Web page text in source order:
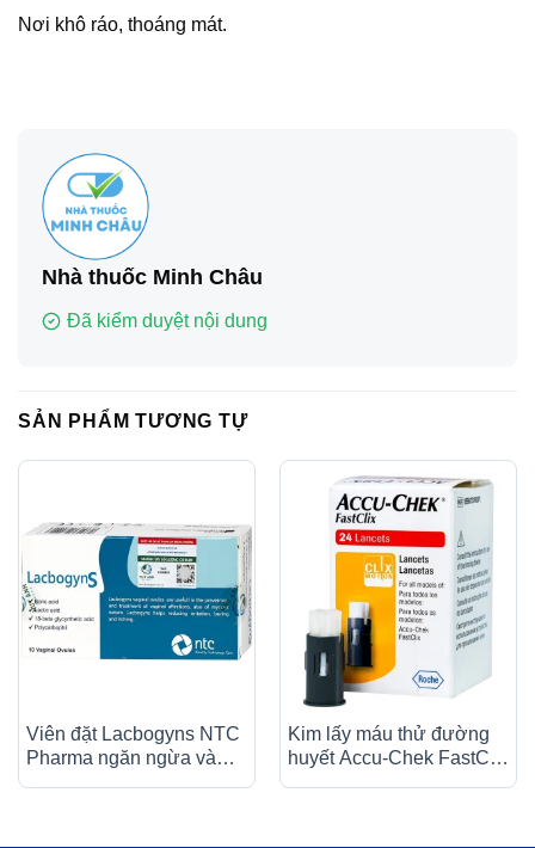
Nơi khô ráo, thoáng mát.
Nhà thuốc Minh Châu
Đã kiểm duyệt nội dung
SẢN PHẨM TƯƠNG TỰ
Viên đặt Lacbogyns NTC
Pharma ngăn ngừa và
Kim lấy máu thử đường
huyết Accu-Chek FastClik